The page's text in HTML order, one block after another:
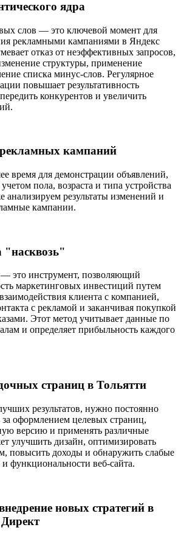
ядра
слов — это ключевой момент для
рекламными кампаниями в Яндекс
отказ от неэффективных запросов,
структуры, применение
списка минус-слов. Регулярное
повышает результативность
конкурентов и увеличить
кампаний
время для демонстрации объявлений,
пола, возраста и типа устройства
анализируем результаты изменений и
кампании.
"насквозь"
— это инструмент, позволяющий
маркетинговых инвестиций путем
клиента с компанией,
с рекламой и заканчивая покупкой
Этот метод учитывает данные по
и определяет прибыльность каждого
страниц в Тольятти
результатов, нужно постоянно
за оформлением целевых страниц,
версию и применять различные
улучшить дизайн, оптимизировать
повысить доходы и обнаружить слабые
функциональности веб-сайта.
новых стратегий в